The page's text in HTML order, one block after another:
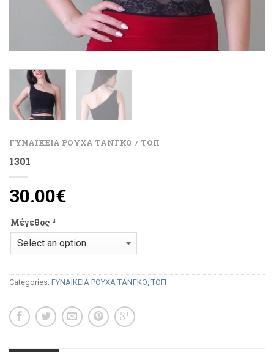
ΓΥΝΑΙΚΕΙΑ ΡΟΥΧΑ ΤΑΝΓΚΟ / ΤΟΠ
1301
30.00€
Μέγεθος *
Categories: ΓΥΝΑΙΚΕΙΑ ΡΟΥΧΑ ΤΑΝΓΚΟ, ΤΟΠ